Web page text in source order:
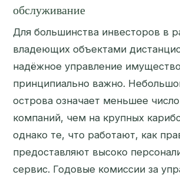
обслуживание
Для большинства инвесторов в
владеющих объектами
надёжное управление
принципиально важно.
острова означает меньшее
компаний, чем на крупных
однако те, что работают, как
предоставляют высоко
сервис. Годовые комиссии за